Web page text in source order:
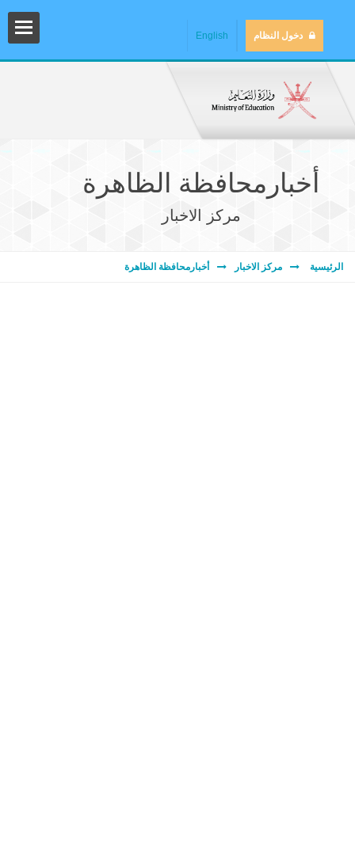
دخول النظام English
أخبارمحافظة الظاهرة
مركز الاخبار
الرئيسية مركز الاخبار أخبارمحافظة الظاهرة